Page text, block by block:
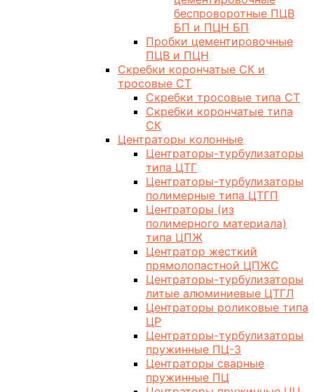
беспроворотные ПЦВ
БП и ПЦН БП
Пробки цементировочные
ПЦВ и ПЦН
Скребки корончатые СК и
тросовые СТ
Скребки тросовые типа СТ
Скребки корончатые типа
СК
Центраторы колонные
Центраторы-турбулизаторы
типа ЦТГ
Центраторы-турбулизаторы
полимерные типа ЦТГП
Центраторы (из
полимерного материала)
типа ЦПЖ
Центратор жесткий
прямолопастной ЦПЖС
Центраторы-турбулизаторы
литые алюминиевые ЦТГЛ
Центраторы роликовые типа
ЦР
Центраторы-турбулизаторы
пружинные ПЦ-3
Центраторы сварные
пружинные ПЦ